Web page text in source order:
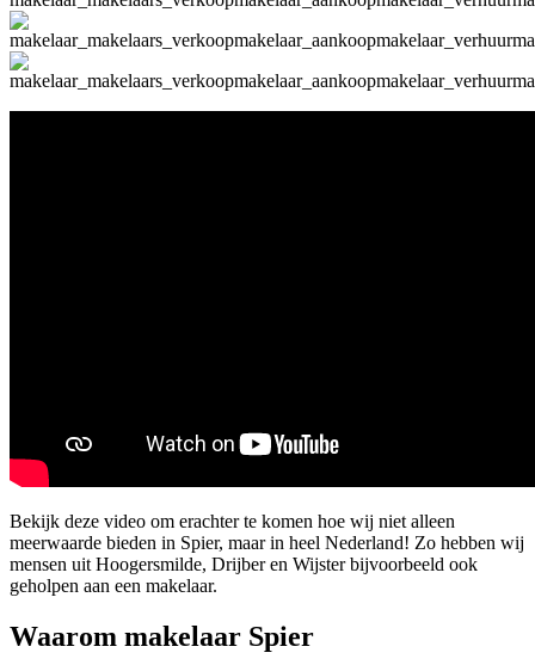
Bekijk deze video om erachter te komen hoe wij niet alleen
meerwaarde bieden in Spier, maar in heel Nederland! Zo hebben wij
mensen uit Hoogersmilde, Drijber en Wijster bijvoorbeeld ook
geholpen aan een makelaar.
Waarom makelaar Spier